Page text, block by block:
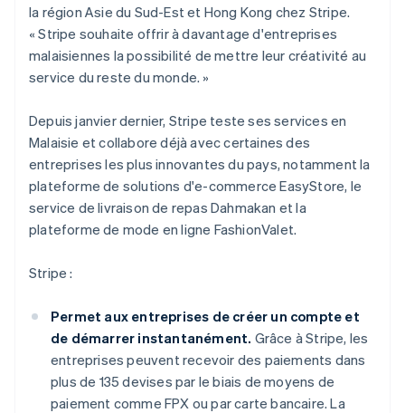
la région Asie du Sud-Est et Hong Kong chez Stripe.
« Stripe souhaite offrir à davantage d'entreprises
malaisiennes la possibilité de mettre leur créativité au
service du reste du monde. »
Depuis janvier dernier, Stripe teste ses services en
Malaisie et collabore déjà avec certaines des
entreprises les plus innovantes du pays, notamment la
plateforme de solutions d'e-commerce EasyStore, le
service de livraison de repas Dahmakan et la
plateforme de mode en ligne FashionValet.
Stripe :
Permet aux entreprises de créer un compte et
de démarrer instantanément. Grâce à Stripe, les
entreprises peuvent recevoir des paiements dans
plus de 135 devises par le biais de moyens de
paiement comme FPX ou par carte bancaire. La